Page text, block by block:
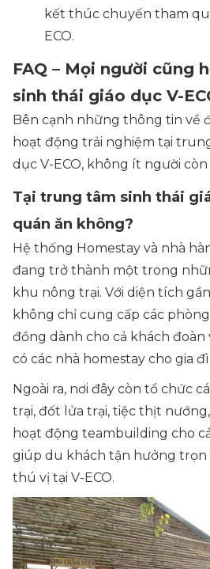
kết thúc chuyến tham
ECO.
FAQ – Mọi người cũng
sinh thái giáo dục V-
Bên cạnh những thông tin về
hoạt động trải nghiệm tại
dục V-ECO, không ít người còn
Tại trung tâm sinh thái
quán ăn không?
Hệ thống Homestay và nhà
đang trở thành một trong
khu nông trại. Với diện tích gần
không chỉ cung cấp các
đồng dành cho cả khách đoàn
có các nhà homestay cho gia
Ngoài ra, nơi đây còn tổ chức
trại, đốt lửa trại, tiệc thịt
hoạt động teambuilding cho
giúp du khách tận hưởng trọn
thú vị tại V-ECO.